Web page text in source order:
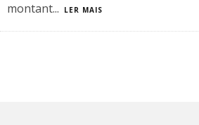
montant... LER MAIS